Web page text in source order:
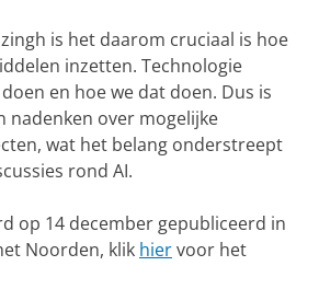
is het daarom cruciaal is hoe
inzetten. Technologie
en hoe we dat doen. Dus is
nadenken over mogelijke
wat het belang onderstreept
rond AI.
op 14 december gepubliceerd in
Noorden, klik hiervoor het